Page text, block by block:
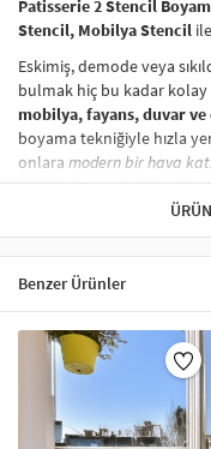
Patisserie 2 Stencil
Stencil, Mobilya Stencil
Eskimiş, demode veya
bulmak hiç bu kadar kolay
mobilya, fayans, duvar
boyama tekniğiyle hızla
onlara modern bir hava
zorunda değil! Stencil
desen
kumaşlarınızın
Çocuğunuzun dolabına,
kumaşlara bile bant
boyama yapabilirsiniz.
boyama seti ile yaratıcı
dekorasyonu
sevenler
ve etkili bir aktivitedir.
Stencil Boyamatekniği,
Benzer Ürünler